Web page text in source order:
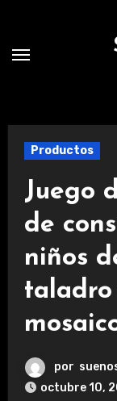
contenido
Productos
Juego
de
niños
taladro
por
octubre 10,